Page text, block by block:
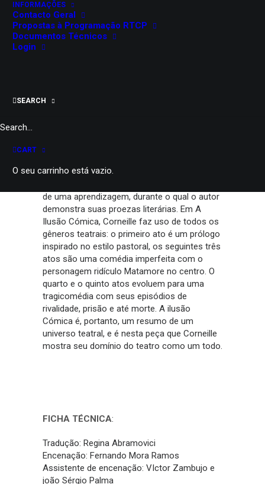
INFORMAÇÕES
Contacto Geral
Propostas à Programação RTCP
Documentos Técnicos
Login
SEARCH
CART
O seu carrinho está vazio.
Centro Cultural de Évora
um dos três grandes dramaturgos franceses
de uma aprendizagem, durante o qual o autor
demonstra suas proezas literárias. Em A
Ilusão Cómica, Corneille faz uso de todos os
gêneros teatrais: o primeiro ato é um prólogo
inspirado no estilo pastoral, os seguintes três
atos são uma comédia imperfeita com o
personagem ridículo Matamore no centro. O
quarto e o quinto atos evoluem para uma
tragicomédia com seus episódios de
rivalidade, prisão e até morte. A ilusão
Cómica é, portanto, um resumo de um
universo teatral, e é nesta peça que Corneille
mostra seu domínio do teatro como um todo.
FICHA TÉCNICA:
Tradução: Regina Abramovici
Encenação: Fernando Mora Ramos
Assistente de encenação: VIctor Zambujo e
joão Sérgio Palma